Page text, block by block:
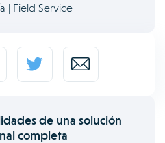
| Field Service
de una solución
completa